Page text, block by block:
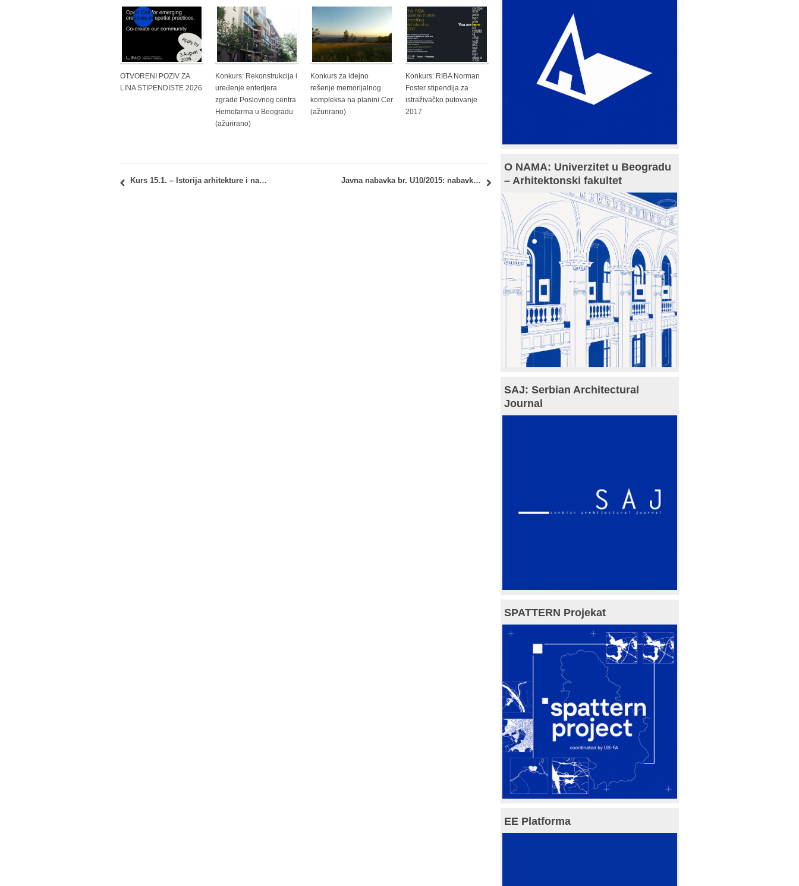
OTVORENI POZIV ZA
LINA STIPENDISTE 2026
Konkurs: Rekonstrukcija i
uređenje enterijera
zgrade Poslovnog centra
Hemofarma u Beogradu
(ažurirano)
Konkurs za idejno
rešenje memorijalnog
kompleksa na planini Cer
(ažurirano)
Konkurs: RIBA Norman
Foster stipendija za
istraživačko putovanje
2017
Kurs 15.1. – Istorija arhitekture i naseljavanja u Srbiji: predaja zapisnika o polaganju ispita Javna nabavka br. U10/2015: nabavka usluga – posredovanja pri kupovini avio karata i drugih putnih karata i rezervacija
O NAMA: Univerzitet u Beogradu
– Arhitektonski fakultet
SAJ: Serbian Architectural
Journal
SPATTERN Projekat
EE Platforma